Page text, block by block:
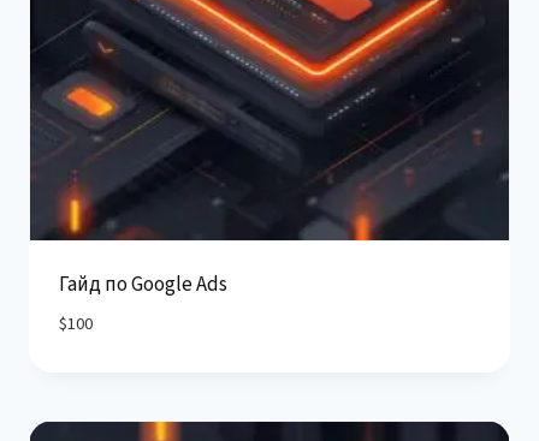
Гайд по Google Ads
$100